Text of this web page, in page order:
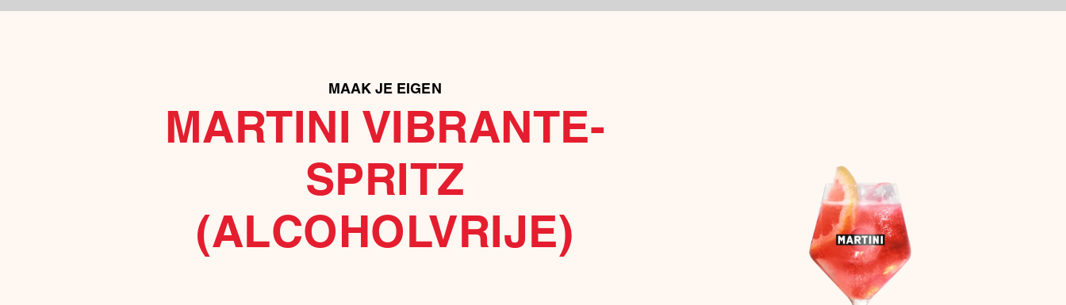
MAAK JE EIGEN
MARTINI VIBRANTE-
SPRITZ
(ALCOHOLVRIJE)